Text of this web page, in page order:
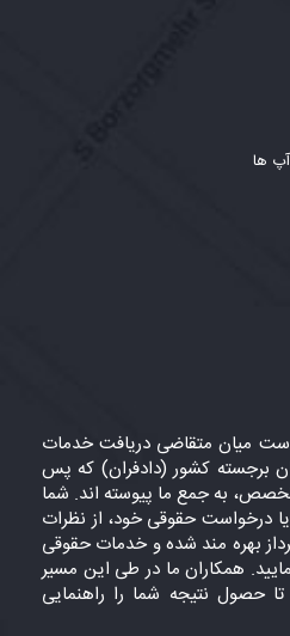
ها
است میان متقاضی دریافت خدمات
برجسته کشور (دادفران) که پس
به جمع ما پیوسته اند. شما
درخواست حقوقی خود، از نظرات
بهره مند شده و خدمات حقوقی
همکاران ما در طی این مسیر
حصول نتیجه شما را راهنمایی